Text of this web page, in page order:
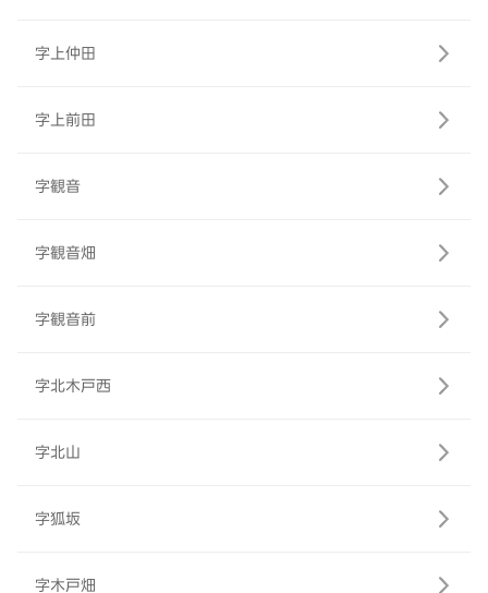
字上仲田
字上前田
字観音
字観音畑
字観音前
字北木戸西
字北山
字狐坂
字木戸畑